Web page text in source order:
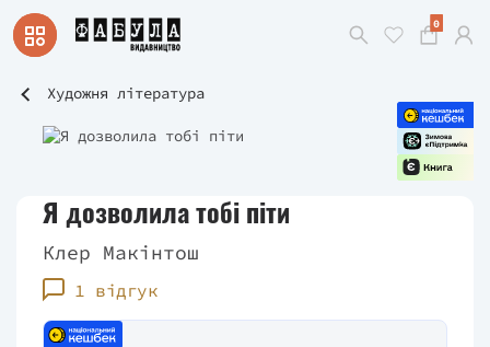
0
Художня література
Я дозволила тобі піти
Клер Макінтош
1 відгук